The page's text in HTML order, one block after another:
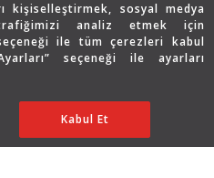
kişiselleştirmek, sosyal medya
analiz etmek için
ile tüm çerezleri kabul
seçeneği ile ayarları
Ayarları Düzenle
Kabul Et
SATIN ALIN
- Bu sitenin tüm hakları